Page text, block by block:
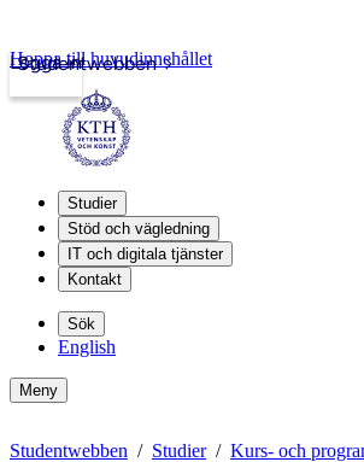
Studentwebben
Logga in
Hoppa till huvudinnehållet
Studier
Stöd och vägledning
IT och digitala tjänster
Kontakt
Sök
English
Meny
Studentwebben Studier Kurs- och